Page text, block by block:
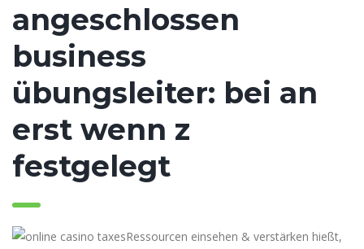
angeschlossen
business
übungsleiter: bei an
erst wenn z
festgelegt
Ressourcen einsehen & verstärken hießt,